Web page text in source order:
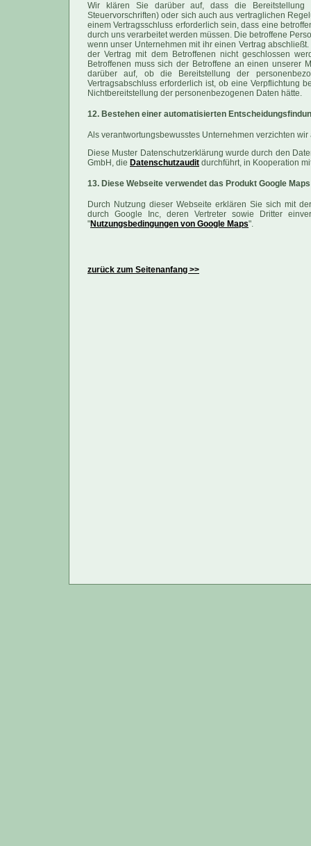
Wir klären Sie darüber auf, dass die Bereitstellung
Steuervorschriften) oder sich auch aus vertraglichen
einem Vertragsschluss erforderlich sein, dass eine
durch uns verarbeitet werden müssen. Die betroffene
wenn unser Unternehmen mit ihr einen Vertrag
der Vertrag mit dem Betroffenen nicht geschlossen
Betroffenen muss sich der Betroffene an einen unserer
darüber auf, ob die Bereitstellung der
Vertragsabschluss erforderlich ist, ob eine Verpflichtung
Nichtbereitstellung der personenbezogenen Daten hätte.
12. Bestehen einer automatisierten
Als verantwortungsbewusstes Unternehmen verzichten
Diese Muster Datenschutzerklärung wurde durch den
GmbH, die Datenschutzaudit durchführt, in Kooperation
13. Diese Webseite verwendet das Produkt Google
Durch Nutzung dieser Webseite erklären Sie sich mit
durch Google Inc, deren Vertreter sowie Dritter
"Nutzungsbedingungen von Google Maps".
zurück zum Seitenanfang >>